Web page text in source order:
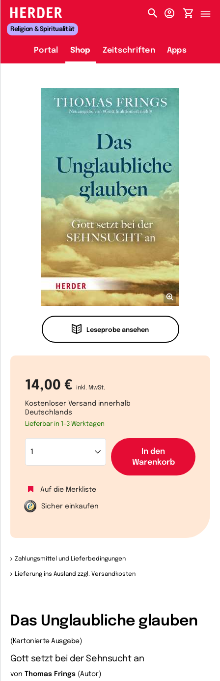
HERDER-MENÜ
Religion & Spiritualität
Portal Shop Zeitschriften Apps
Leseprobe ansehen
14,00 € inkl. MwSt.
Kostenloser Versand innerhalb
Deutschlands
Lieferbar in 1-3 Werktagen
In den
Warenkorb
Auf die Merkliste
Sicher einkaufen
Zahlungsmittel und Lieferbedingungen
Lieferung ins Ausland zzgl. Versandkosten
Das Unglaubliche glauben
(Kartonierte Ausgabe)
Gott setzt bei der Sehnsucht an
von Thomas Frings (Autor)